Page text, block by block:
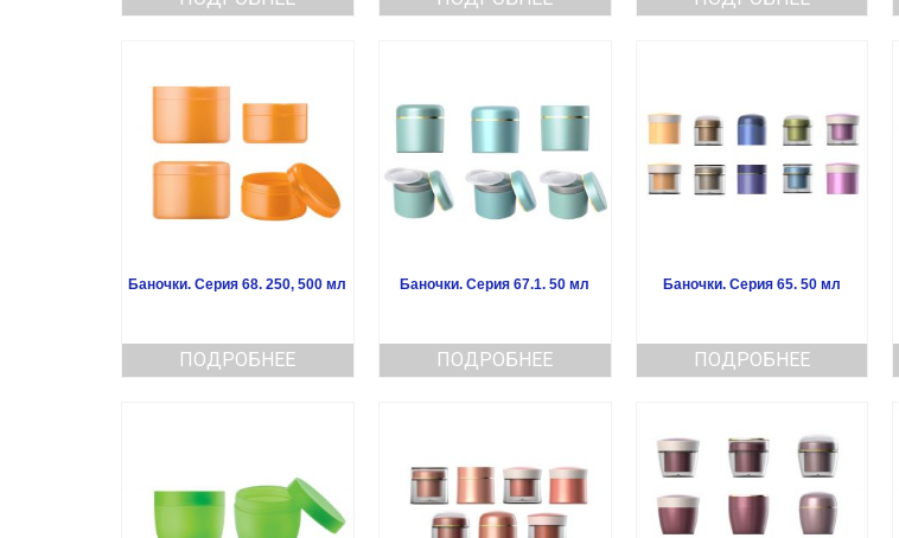
Баночки. Серия 68. 250, 500 мл
ПОДРОБНЕЕ
Баночки. Серия 67.1. 50 мл
ПОДРОБНЕЕ
Баночки. Серия 65. 50 мл
ПОДРОБНЕЕ